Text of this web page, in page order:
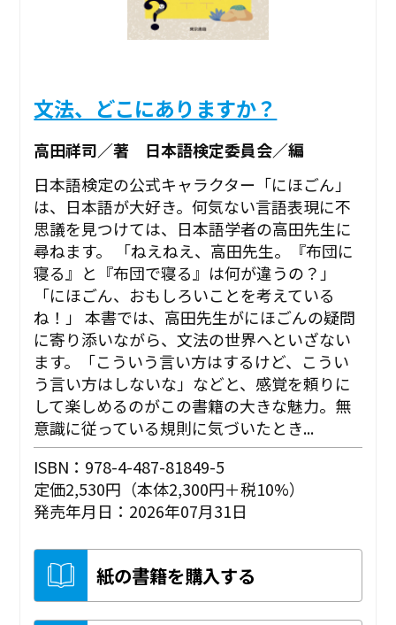
文法、どこにありますか？
高田祥司／著 日本語検定委員会／編
日本語検定の公式キャラクター「にほごん」
は、日本語が大好き。何気ない言語表現に不
思議を見つけては、日本語学者の高田先生に
尋ねます。 「ねえねえ、高田先生。『布団に
寝る』と『布団で寝る』は何が違うの？」
「にほごん、おもしろいことを考えている
ね！」 本書では、高田先生がにほごんの疑問
に寄り添いながら、文法の世界へといざない
ます。「こういう言い方はするけど、こうい
う言い方はしないな」などと、感覚を頼りに
して楽しめるのがこの書籍の大きな魅力。無
意識に従っている規則に気づいたとき...
ISBN：978-4-487-81849-5
定価2,530円（本体2,300円＋税10%）
発売年月日：2026年07月31日
紙の書籍を購入する